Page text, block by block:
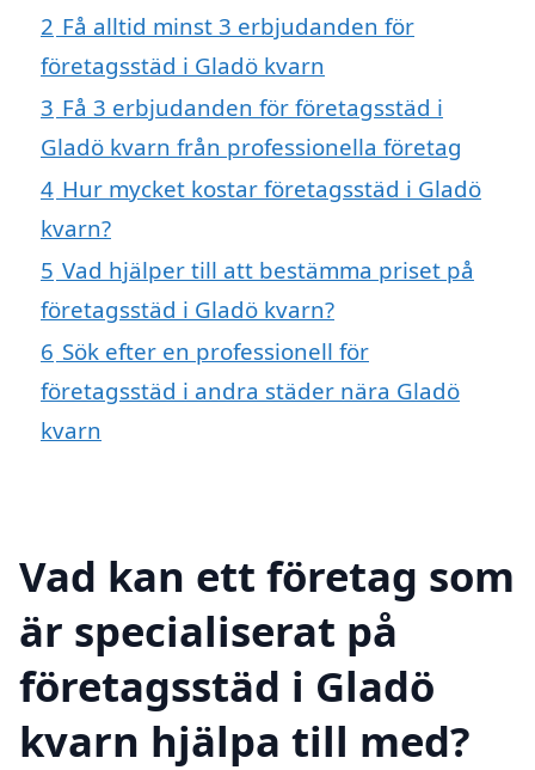
2 Få alltid minst 3 erbjudanden för
företagsstäd i Gladö kvarn
3 Få 3 erbjudanden för företagsstäd i
Gladö kvarn från professionella företag
4 Hur mycket kostar företagsstäd i Gladö
kvarn?
5 Vad hjälper till att bestämma priset på
företagsstäd i Gladö kvarn?
6 Sök efter en professionell för
företagsstäd i andra städer nära Gladö
kvarn
Vad kan ett företag som
är specialiserat på
företagsstäd i Gladö
kvarn hjälpa till med?